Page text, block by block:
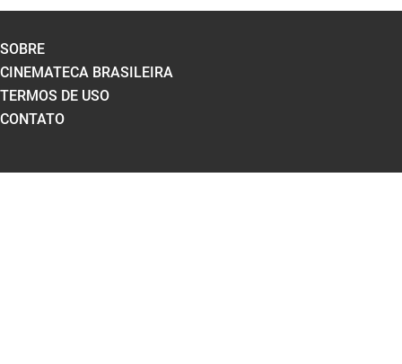
SOBRE
CINEMATECA BRASILEIRA
TERMOS DE USO
CONTATO